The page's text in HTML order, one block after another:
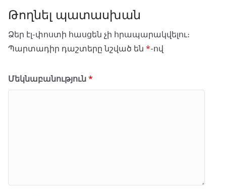
Թողնել պատասխան
Ձեր էլ-փոստի հասցեն չի հրապարակվելու։
Պարտադիր դաշտերը նշված են *-ով
Մեկնաբանություն*